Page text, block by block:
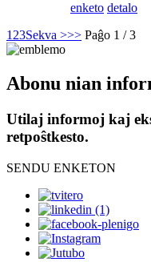
enketo detalo
1 23Sekva >>> Paĝo 1 / 3
Abonu nian
Utilaj informoj kaj
retpoŝtkesto.
SENDU ENKETON